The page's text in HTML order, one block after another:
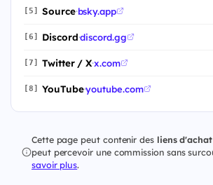
[5] Source·bsky.app
[6] Discord·discord.gg
[7] Twitter / X·x.com
[8] YouTube·youtube.com
Cette page peut contenir des liens
peut percevoir une commission sans
savoir plus.